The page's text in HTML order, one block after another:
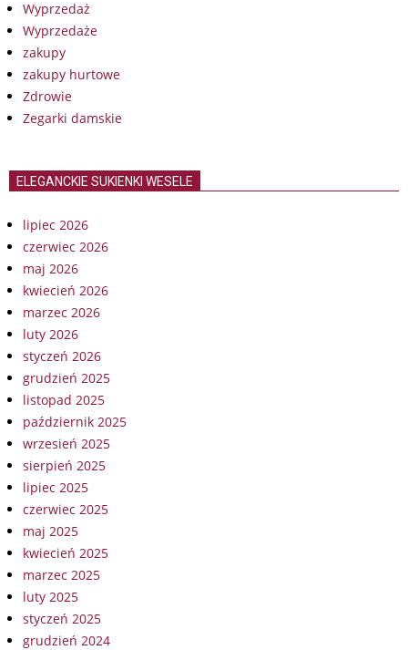
Wyprzedaż
Wyprzedaże
zakupy
zakupy hurtowe
Zdrowie
Zegarki damskie
ELEGANCKIE SUKIENKI WESELE
lipiec 2026
czerwiec 2026
maj 2026
kwiecień 2026
marzec 2026
luty 2026
styczeń 2026
grudzień 2025
listopad 2025
październik 2025
wrzesień 2025
sierpień 2025
lipiec 2025
czerwiec 2025
maj 2025
kwiecień 2025
marzec 2025
luty 2025
styczeń 2025
grudzień 2024